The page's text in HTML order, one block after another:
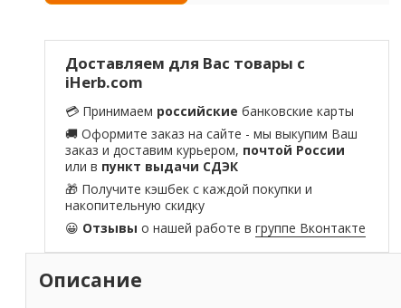
Доставляем для Вас товары с
iHerb.com
💳 Принимаем российские банковские карты
🚚 Оформите заказ на сайте - мы выкупим Ваш
заказ и доставим курьером, почтой России
или в пункт выдачи СДЭК
🎁 Получите кэшбек с каждой покупки и
накопительную скидку
😀 Отзывы о нашей работе вгруппе Вконтакте
Описание